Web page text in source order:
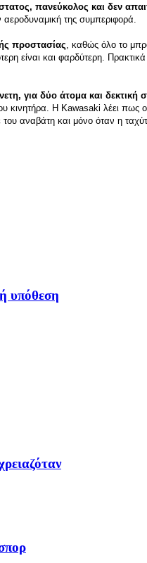
πανεύκολος και δεν
της συμπεριφορά.
προστασίας , καθώς όλο το
είναι και φαρδύτερη.
για δύο άτομα και
κινητήρα. Η Kawasaki λέει
αναβάτη και μόνο όταν η
υπόθεση